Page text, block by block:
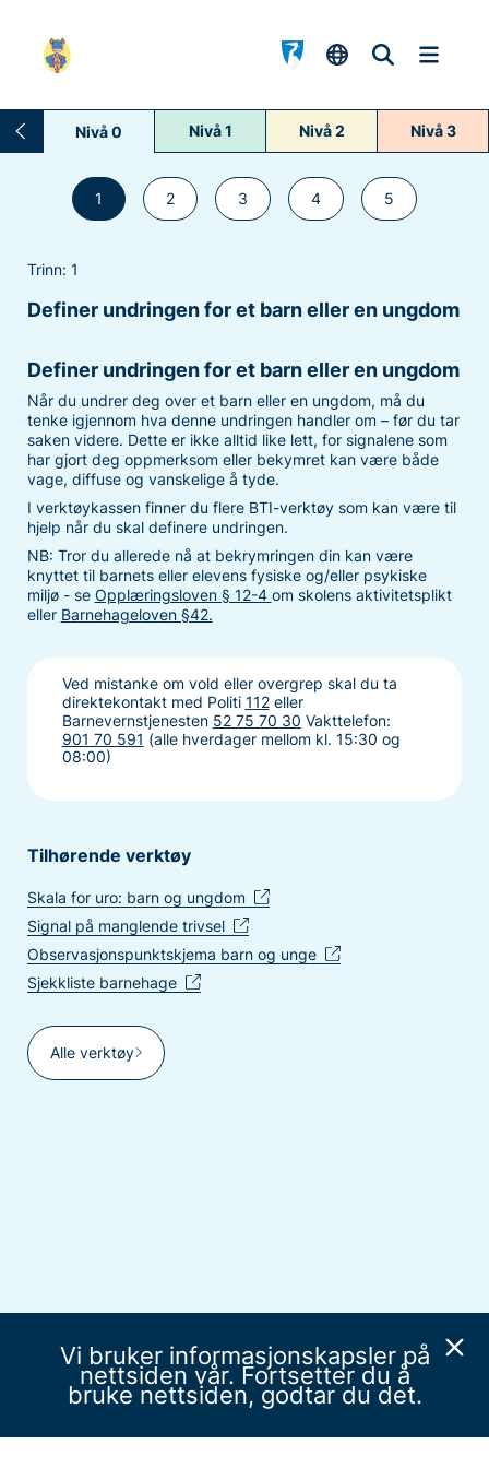
Nivå 0 Nivå 1 Nivå 2 Nivå 3
1 2 3 4 5
Trinn: 1
Definer undringen for et barn eller en ungdom
Definer undringen for et barn eller en ungdom
Når du undrer deg over et barn eller en ungdom, må du
tenke igjennom hva denne undringen handler om – før du tar
saken videre. Dette er ikke alltid like lett, for signalene som
har gjort deg oppmerksom eller bekymret kan være både
vage, diffuse og vanskelige å tyde.
I verktøykassen finner du flere BTI-verktøy som kan være til
hjelp når du skal definere undringen.
NB: Tror du allerede nå at bekrymringen din kan være
knyttet til barnets eller elevens fysiske og/eller psykiske
miljø - se Opplæringsloven § 12-4 om skolens aktivitetsplikt
eller Barnehageloven §42.
Ved mistanke om vold eller overgrep skal du ta
direktekontakt med Politi 112eller
Barnevernstjenesten 52 75 70 30 Vakttelefon:
901 70 591 (alle hverdager mellom kl. 15:30 og
08:00)
Tilhørende verktøy
Skala for uro: barn og ungdom
Signal på manglende trivsel
Observasjonspunktskjema barn og unge
Sjekkliste barnehage
Alle verktøy
Vi bruker informasjonskapsler på
nettsiden vår. Fortsetter du å
bruke nettsiden, godtar du det.